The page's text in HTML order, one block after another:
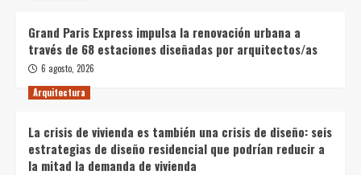
Grand Paris Express impulsa la renovación urbana a
través de 68 estaciones diseñadas por arquitectos/as
6 agosto, 2026
Arquitectura
La crisis de vivienda es también una crisis de diseño: seis
estrategias de diseño residencial que podrían reducir a
la mitad la demanda de vivienda